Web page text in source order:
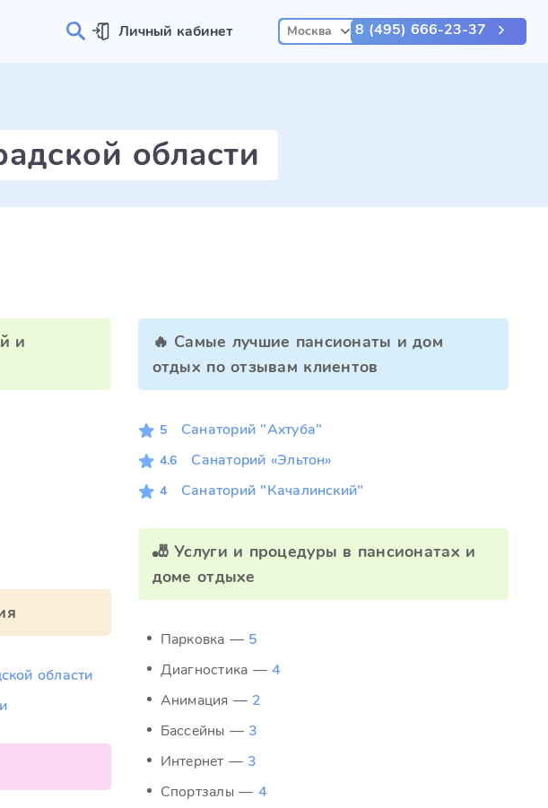
Личный кабинет Москва 8 (495) 666-23-37
области
и
области
🔥 Самые лучшие пансионаты и дом
отдых по отзывам клиентов
5 Санаторий "Ахтуба"
4.6 Санаторий «Эльтон»
4 Санаторий "Качалинский"
🎳 Услуги и процедуры в пансионатах и
доме отдыхе
Парковка — 5
Диагностика —4
Анимация — 2
Бассейны — 3
Интернет — 3
Спортзалы — 4